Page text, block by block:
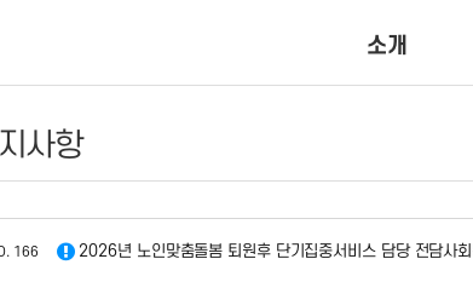
소개
사항
166 2026년 노인맞춤돌봄 퇴원후 단기집중서비스 담당 전담사